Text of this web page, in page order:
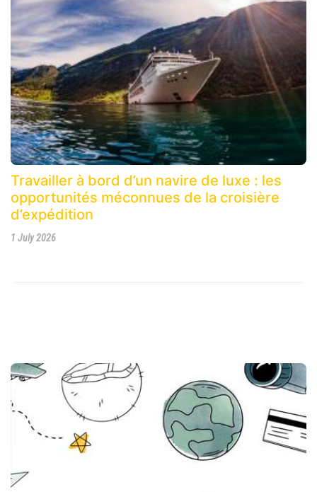
Travailler à bord d’un navire de luxe : les
opportunités méconnues de la croisière
d’expédition
1 July 2026